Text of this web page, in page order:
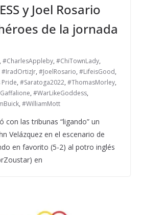
y Joel Rosario
de la jornada
, #CharlesAppleby, #ChiTownLady,
#IradOrtizJr, #JoelRosario, #LifeisGood,
, #Saratoga2022, #ThomasMorley,
, #WarLikeGoddess,
, #WilliamMott
con las tribunas “ligando” un
Velázquez en el escenario de
en favorito (5-2) al potro inglés
en